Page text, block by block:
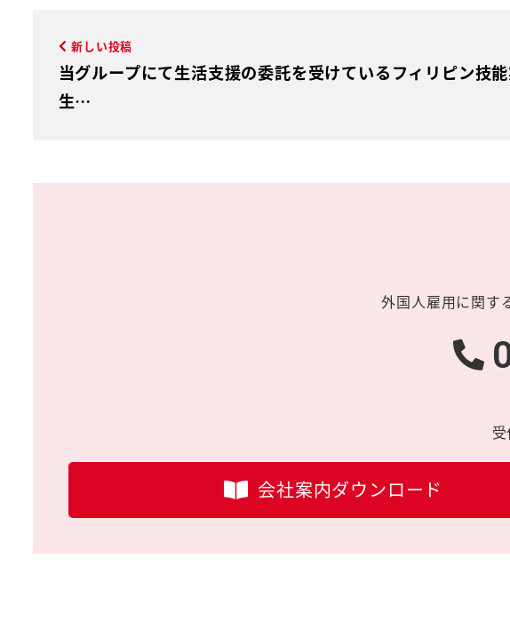
新しい投稿
当グループにて生活支援の委託を受けているフィリピン技
生…
外国人雇用に関す
会社案内ダウンロード